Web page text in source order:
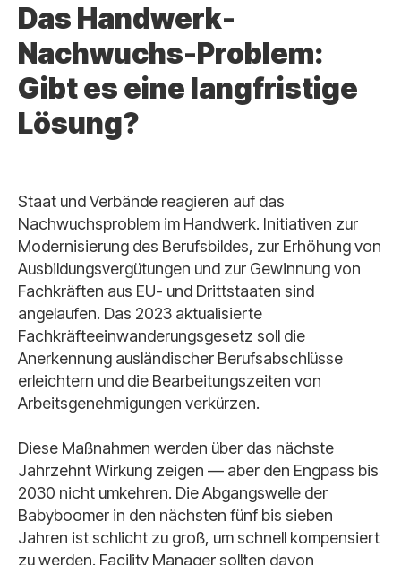
Das Handwerk-
Nachwuchs-Problem:
Gibt es eine langfristige
Lösung?
Staat und Verbände reagieren auf das
Nachwuchsproblem im Handwerk. Initiativen zur
Modernisierung des Berufsbildes, zur Erhöhung von
Ausbildungsvergütungen und zur Gewinnung von
Fachkräften aus EU- und Drittstaaten sind
angelaufen. Das 2023 aktualisierte
Fachkräfteeinwanderungsgesetz soll die
Anerkennung ausländischer Berufsabschlüsse
erleichtern und die Bearbeitungszeiten von
Arbeitsgenehmigungen verkürzen.
Diese Maßnahmen werden über das nächste
Jahrzehnt Wirkung zeigen — aber den Engpass bis
2030 nicht umkehren. Die Abgangswelle der
Babyboomer in den nächsten fünf bis sieben
Jahren ist schlicht zu groß, um schnell kompensiert
zu werden. Facility Manager sollten davon